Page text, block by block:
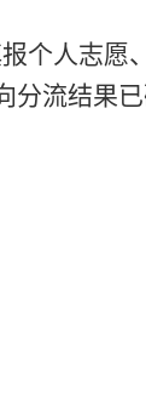
个人志愿
分流结果